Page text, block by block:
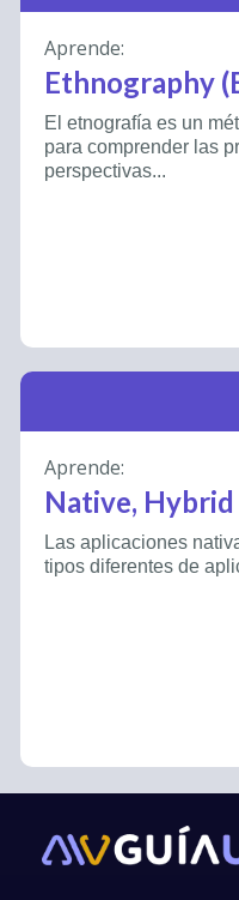
Aprende:
Ethnography
El etnografía es un
para comprender las
perspectivas...
Aprende:
Native,
Las aplicaciones
tipos diferentes de